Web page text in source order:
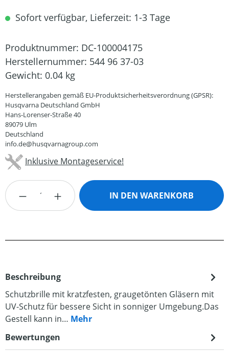
Sofort verfügbar, Lieferzeit: 1-3 Tage
Produktnummer: DC-100004175
Herstellernummer: 544 96 37-03
Gewicht: 0.04 kg
Herstellerangaben gemäß EU-Produktsicherheitsverordnung (GPSR):
Husqvarna Deutschland GmbH
Hans-Lorenser-Straße 40
89079 Ulm
Deutschland
info.de@husqvarnagroup.com
Inklusive Montageservice!
Produkt Anzahl: Gib den gewünschten
IN DEN WARENKORB
Beschreibung
Schutzbrille mit kratzfesten, graugetönten Gläsern mit
UV-Schutz für bessere Sicht in sonniger Umgebung.Das
Gestell kann in… Mehr
Bewertungen